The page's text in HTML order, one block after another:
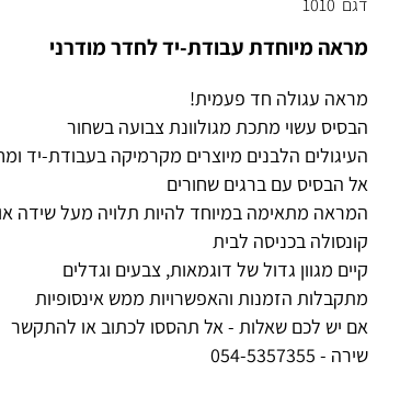
1010 דגם
מראה מיוחדת עבודת-יד לחדר מודרני
מראה עגולה חד פעמית!
הבסיס עשוי מתכת מגולוונת צבועה בשחור
העיגולים הלבנים מיוצרים מקרמיקה בעבודת-יד
אל הבסיס עם ברגים שחורים
המראה מתאימה במיוחד להיות תלויה מעל שידה או
קונסולה בכניסה לבית
קיים מגוון גדול של דוגמאות, צבעים וגדלים
מתקבלות הזמנות והאפשרויות ממש אינסופיות
אם יש לכם שאלות - אל תהססו לכתוב או להתקשר
שירה - 054-5357355